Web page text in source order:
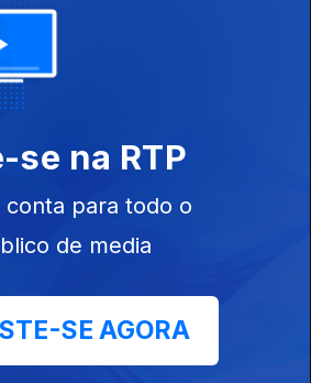
16 dez. 2021
se na RTP
conta para todo o
de media
SE AGORA